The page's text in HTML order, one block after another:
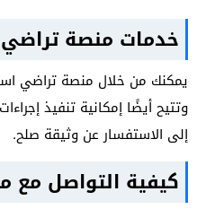
خدمات منصة تراضي
يمكنك من خلال منصة تراضي
وتتيح أيضًا إمكانية تنفيذ
إلى الاستفسار عن وثيقة صلح.
كيفية التواصل مع